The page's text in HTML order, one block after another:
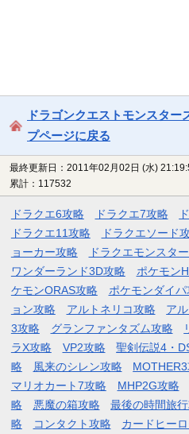
ドラゴンクエストモンスタ
プページに戻る
最終更新日：2011年02月02日 (水)
累計：117532
ドラクエ6攻略 ドラクエ7攻略
ドラクエ11攻略
ドラクエソード
ョーカー攻略
ドラクエモンスタ
ワンダーランド3D攻略
ポケモン
ケモンORAS攻略
ポケモンダイパ
ョン攻略
アルトネリコ攻略 ア
3攻略
グランファンタズム攻略
ラX攻略
VP2攻略 聖剣伝説4・
略
風来のシレン攻略
マリオカート7攻略
MHP2G攻略
略
悪魔の箱攻略 最後の時間旅
略
コンタクト攻略 カードヒー